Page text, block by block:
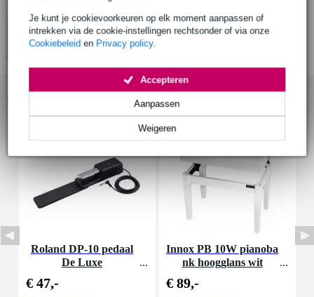
Je kunt je cookievoorkeuren op elk moment aanpassen of
intrekken via de cookie-instellingen rechtsonder of via onze
Cookiebeleid en Privacy policy.
Weigeren
Aanpassen
Accepteren
Bekijk ook eens (4)
Accessoires (4)
Roland DP-10 pedaal
De Luxe
€ 47,-
Innox PB 10W pianoba
nk hoogglans wit
€ 89,-